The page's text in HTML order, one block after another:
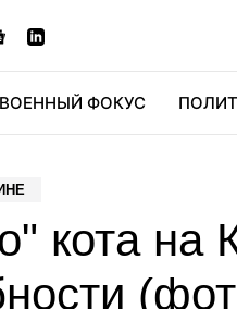
ВОЕННЫЙ ФОКУС
кота на